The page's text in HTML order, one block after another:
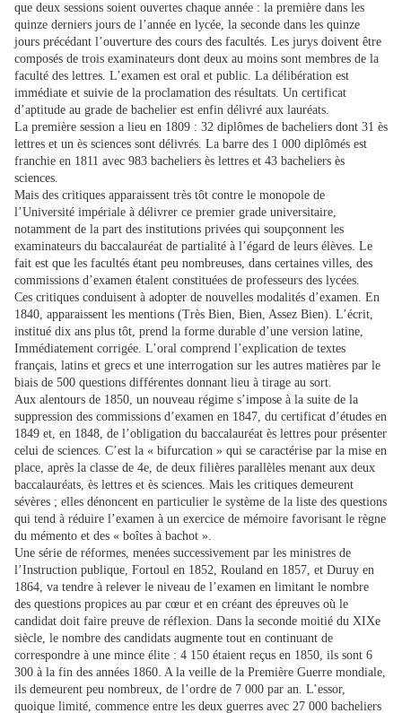
que deux sessions soient ouvertes chaque année : la première dans les
quinze derniers jours de l’année en lycée, la seconde dans les quinze
jours précédant l’ouverture des cours des facultés. Les jurys doivent être
composés de trois examinateurs dont deux au moins sont membres de la
faculté des lettres. L’examen est oral et public. La délibération est
immédiate et suivie de la proclamation des résultats. Un certificat
d’aptitude au grade de bachelier est enfin délivré aux lauréats.
La première session a lieu en 1809 : 32 diplômes de bacheliers dont 31 ès
lettres et un ès sciences sont délivrés. La barre des 1 000 diplômés est
franchie en 1811 avec 983 bacheliers ès lettres et 43 bacheliers ès
sciences.
Mais des critiques apparaissent très tôt contre le monopole de
l’Université impériale à délivrer ce premier grade universitaire,
notamment de la part des institutions privées qui soupçonnent les
examinateurs du baccalauréat de partialité à l’égard de leurs élèves. Le
fait est que les facultés étant peu nombreuses, dans certaines villes, des
commissions d’examen étalent constituées de professeurs des lycées.
Ces critiques conduisent à adopter de nouvelles modalités d’examen. En
1840, apparaissent les mentions (Très Bien, Bien, Assez Bien). L’écrit,
institué dix ans plus tôt, prend la forme durable d’une version latine,
Immédiatement corrigée. L’oral comprend l’explication de textes
français, latins et grecs et une interrogation sur les autres matières par le
biais de 500 questions différentes donnant lieu à tirage au sort.
Aux alentours de 1850, un nouveau régime s’impose à la suite de la
suppression des commissions d’examen en 1847, du certificat d’études en
1849 et, en 1848, de l’obligation du baccalauréat ès lettres pour présenter
celui de sciences. C’est la « bifurcation » qui se caractérise par la mise en
place, après la classe de 4e, de deux filières parallèles menant aux deux
baccalauréats, ès lettres et ès sciences. Mais les critiques demeurent
sévères ; elles dénoncent en particulier le système de la liste des questions
qui tend à réduire l’examen à un exercice de mémoire favorisant le règne
du mémento et des « boîtes à bachot ».
Une série de réformes, menées successivement par les ministres de
l’Instruction publique, Fortoul en 1852, Rouland en 1857, et Duruy en
1864, va tendre à relever le niveau de l’examen en limitant le nombre
des questions propices au par cœur et en créant des épreuves où le
candidat doit faire preuve de réflexion. Dans la seconde moitié du XIXe
siècle, le nombre des candidats augmente tout en continuant de
correspondre à une mince élite : 4 150 étaient reçus en 1850, ils sont 6
300 à la fin des années 1860. A la veille de la Première Guerre mondiale,
ils demeurent peu nombreux, de l’ordre de 7 000 par an. L’essor,
quoique limité, commence entre les deux guerres avec 27 000 bacheliers